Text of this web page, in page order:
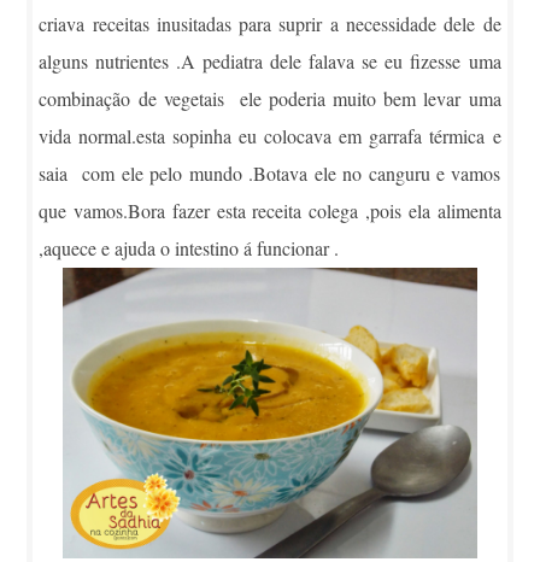
criava receitas inusitadas para suprir a necessidade dele de
alguns nutrientes .A pediatra dele falava se eu fizesse uma
combinação de vegetais ele poderia muito bem levar uma
vida normal.esta sopinha eu colocava em garrafa térmica e
saia com ele pelo mundo .Botava ele no canguru e vamos
que vamos.Bora fazer esta receita colega ,pois ela alimenta
,aquece e ajuda o intestino á funcionar .